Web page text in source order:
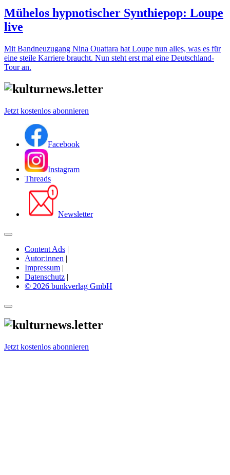
Mühelos hypnotischer Synthiepop: Loupe
live
Mit Bandneuzugang Nina Ouattara hat Loupe nun alles, was es für
eine steile Karriere braucht. Nun steht erst mal eine Deutschland-
Tour an.
Jetzt kostenlos abonnieren
Facebook
Instagram
Threads
Newsletter
Content Ads |
Autor:innen |
Impressum |
Datenschutz |
© 2026 bunkverlag GmbH
Jetzt kostenlos abonnieren